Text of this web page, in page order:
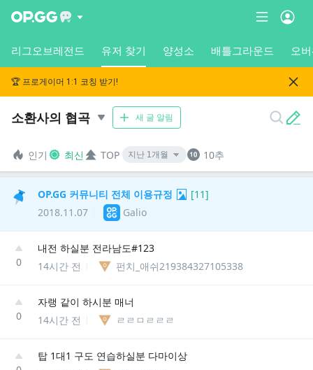
리그오브레전드 유저 찾기 양성소 배틀그라운드 오
🏆 프로게이머 1:1 코칭 받기!
소환사의 협곡 새 글 알림
인기 최신 TOP 10추
OP.GG 커뮤니티 전체 이용규정 [11]
2018.11.07
Galio
0
내전 하실분 전라남도#123
14시간 전
펀치_애쉬219384327105338
0
자랭 같이 하시분 매너
14시간 전
ㄹㄹㅁㄹㄹㄹ
탑 1대1 구도 연습하실분 다마이상